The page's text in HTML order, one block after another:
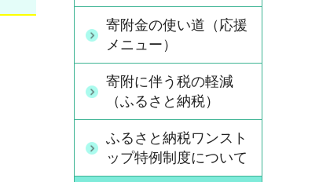
寄附金の使い道（応援
メニュー）
寄附に伴う税の軽減
（ふるさと納税）
ふるさと納税ワンスト
ップ特例制度について